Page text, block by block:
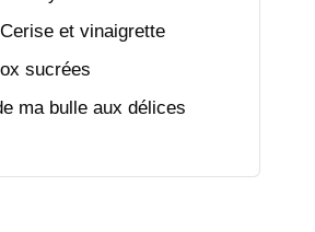
et vinaigrette
sucrées
ma bulle aux délices